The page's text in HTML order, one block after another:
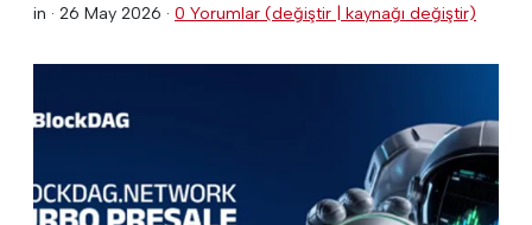
in · 26 May 2026 · 0 Yorumlar (değiştir | kaynağı değiştir)